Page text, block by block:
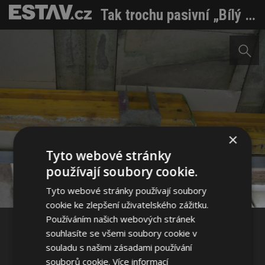
Tak trochu pasivní „Bílý dům“
Sdílet na Facebooku
Sdílet na Pinterestu
32 / 50
×
Tyto webové stránky
používají soubory cookie.
Tyto webové stránky používají soubory
cookie ke zlepšení uživatelského zážitku.
Používáním našich webových stránek
souhlasíte se všemi soubory cookie v
souladu s našimi zásadami používání
souborů cookie.Více informací